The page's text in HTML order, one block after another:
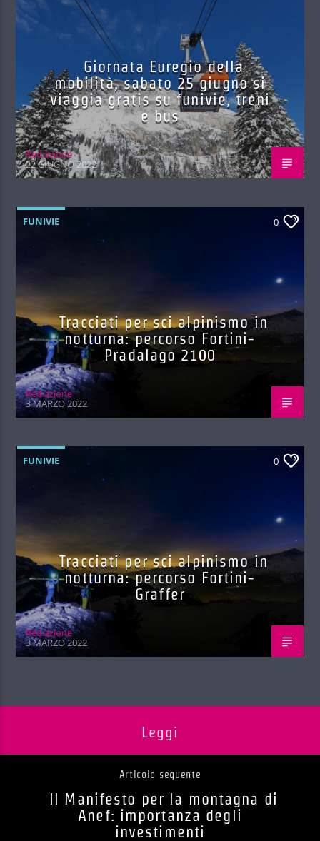
Giornata Euregio della
mobilità, sabato 25 giugno si
viaggia gratis su funivie, treni
e bus
Red.azione
22 GIUGNO 2022
FUNIVIE 0
Tracciati per sci alpinismo in
notturna: percorso Fortini-
Pradalago 2100
Red.azione
3 MARZO 2022
FUNIVIE 0
Tracciati per sci alpinismo in
notturna: percorso Fortini-
Graffer
Red.azione
3 MARZO 2022
Leggi
Articolo seguente
Il Manifesto per la montagna di
Anef: importanza degli
investimenti